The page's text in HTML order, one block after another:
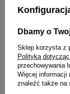
KOPERTA
TARCZA
Kolor biały.
BRANSOLETA
Wykonana ze
Dbamy o
Sklep korzysta z
Polityką
przechowywania
Więcej informacji
znaleźć także na